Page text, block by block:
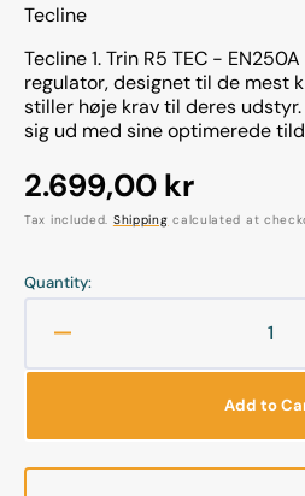
Tecline
Tecline 1. Trin R5 TEC -
regulator, designet til de mest
stiller høje krav til deres
sig ud med sine optimerede
Regular
price
2.699,00 kr
Tax included. Shipping calculated at
Quantity:
quantity
-
1.
Add to